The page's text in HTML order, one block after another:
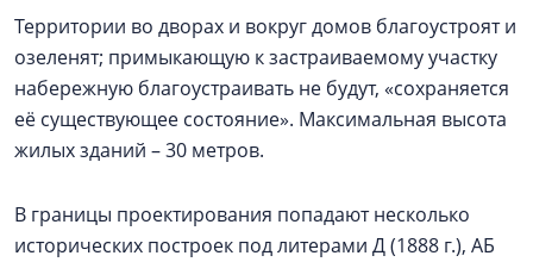
Территории во дворах и вокруг домов благоустроят и
озеленят; примыкающую к застраиваемому участку
набережную благоустраивать не будут, «сохраняется
её существующее состояние». Максимальная высота
жилых зданий – 30 метров.
В границы проектирования попадают несколько
исторических построек под литерами Д (1888 г.), АБ